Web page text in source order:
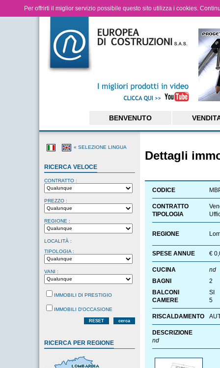
Per offrirti il miglior servizio possibile questo sito utilizza i cookies.
BENVENUTO
« SELEZIONE LINGUA
RICERCA VELOCE
CONTRATTO :
PREZZO :
REGIONE :
LOCALITÀ :
TIPOLOGIA :
VANI :
IMMOBILI DI PRESTIGIO
IMMOBILI D'OCCASIONE
RESET cerca
RICERCA PER REGIONE
Dettagli
CODICE
CONTRATTO
TIPOLOGIA
REGIONE
SPESE ANNUE €
CUCINA
nd
BAGNI
2
BALCONI
SI
CAMERE
5
RISCALDAMENTO
DESCRIZIONE
nd